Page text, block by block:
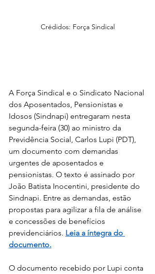
Crédidos: Força Sindical
A Força Sindical e o Sindicato Nacional
dos Aposentados, Pensionistas e
Idosos (Sindnapi) entregaram nesta
segunda-feira (30) ao ministro da
Previdência Social, Carlos Lupi (PDT),
um documento com demandas
urgentes de aposentados e
pensionistas. O texto é assinado por
João Batista Inocentini, presidente do
Sindnapi. Entre as demandas, estão
propostas para agilizar a fila de análise
e concessões de benefícios
previdenciários. Leia a íntegra do
documento.
O documento recebido por Lupi conta